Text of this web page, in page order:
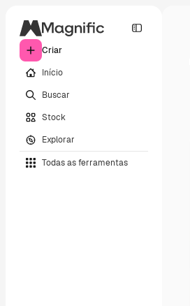
Criar
Início
Buscar
Stock
Explorar
Todas as ferramentas